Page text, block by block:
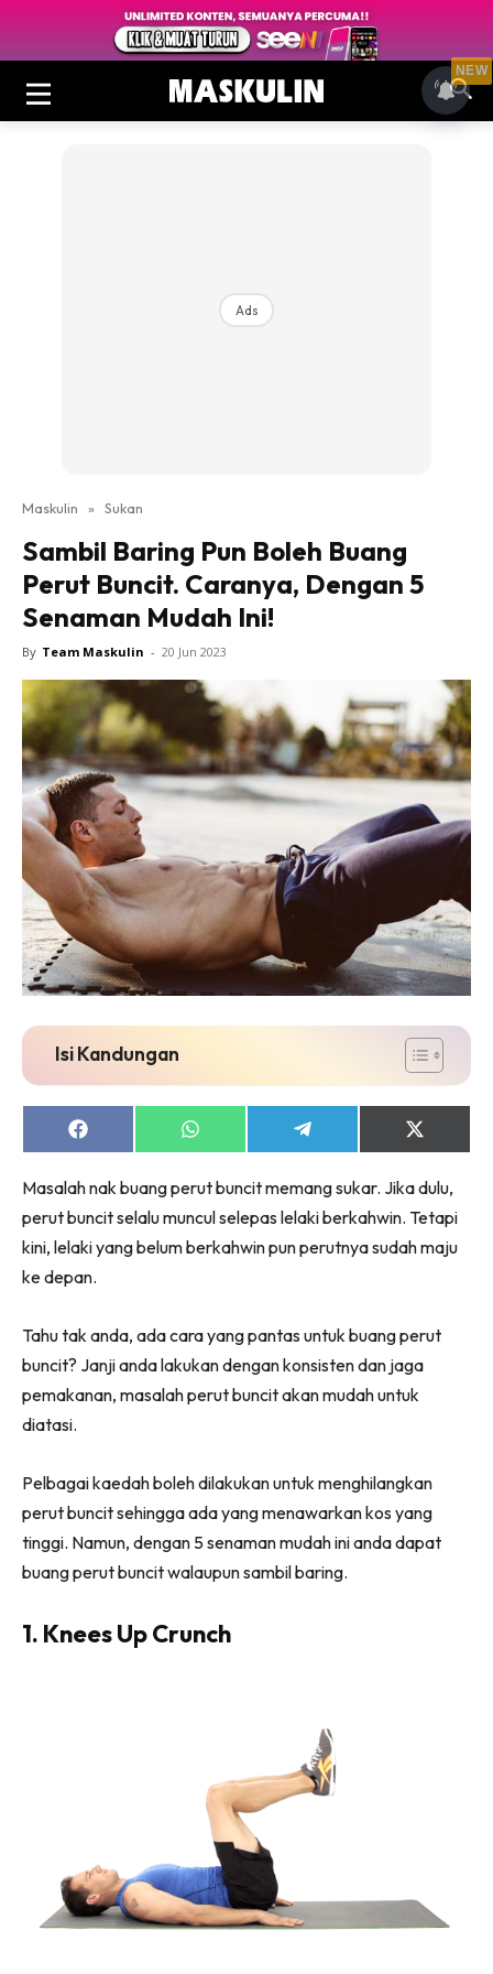
Ads
Maskulin » Sukan
Sambil Baring Pun Boleh Buang
Perut Buncit. Caranya, Dengan 5
Senaman Mudah Ini!
By Team Maskulin - 20 Jun 2023
Isi Kandungan
Share
on
Share
on
Share
on
Share
on
(Twitter)
Masalah nak buang perut buncit memang sukar. Jika dulu,
perut buncit selalu muncul selepas lelaki berkahwin. Tetapi
kini, lelaki yang belum berkahwin pun perutnya sudah maju
ke depan.
Tahu tak anda, ada cara yang pantas untuk buang perut
buncit? Janji anda lakukan dengan konsisten dan jaga
pemakanan, masalah perut buncit akan mudah untuk
diatasi.
Pelbagai kaedah boleh dilakukan untuk menghilangkan
perut buncit sehingga ada yang menawarkan kos yang
tinggi. Namun, dengan 5 senaman mudah ini anda dapat
buang perut buncit walaupun sambil baring.
1. Knees Up Crunch
NEW